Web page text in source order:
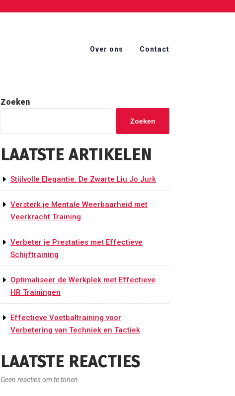
Over ons Contact
Zoeken
Zoeken
LAATSTE ARTIKELEN
Stijlvolle Elegantie: De Zwarte Liu Jo Jurk
Versterk je Mentale Weerbaarheid met
Veerkracht Training
Verbeter je Prestaties met Effectieve
Schijftraining
Optimaliseer de Werkplek met Effectieve
HR Trainingen
Effectieve Voetbaltraining voor
Verbetering van Techniek en Tactiek
LAATSTE REACTIES
Geen reacties om te tonen.